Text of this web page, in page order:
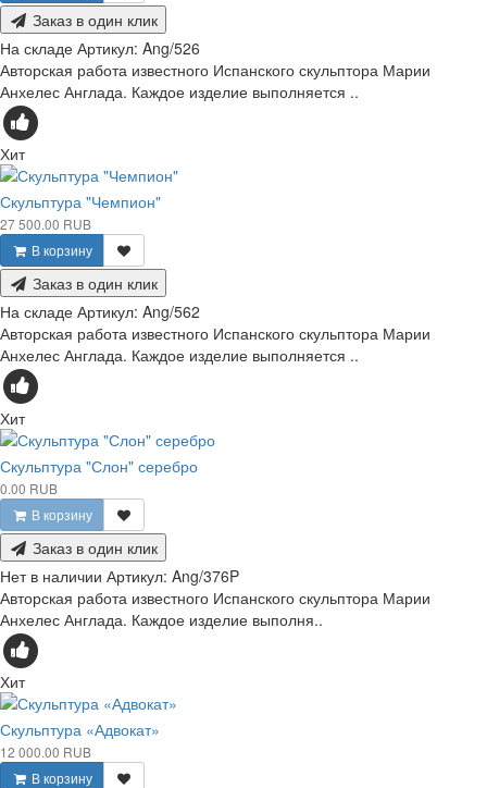
Заказ в один клик
На складе Артикул: Ang/526
Авторская работа известного Испанского скульптора Марии
Анхелес Англада. Каждое изделие выполняется ..
Хит
Скульптура "Чемпион"
27 500.00 RUB
В корзину
Заказ в один клик
На складе Артикул: Ang/562
Авторская работа известного Испанского скульптора Марии
Анхелес Англада. Каждое изделие выполняется ..
Хит
Скульптура "Слон" серебро
0.00 RUB
В корзину
Заказ в один клик
Нет в наличии Артикул: Ang/376P
Авторская работа известного Испанского скульптора Марии
Анхелес Англада. Каждое изделие выполня..
Хит
Скульптура «Адвокат»
12 000.00 RUB
В корзину